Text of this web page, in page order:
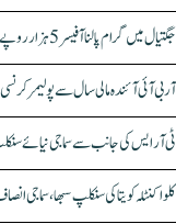
جگتیال میں گرام پالنا آفیسر 5 ہزار روپے رشوت لیتے ہوئے گرفتار
آر بی آئی آئندہ مالی سال سے پولیمر
ٹی آر ایس کی جانب سے سماجی نیائے سنکلپ
کلواکنٹلہ کویتا کی سنکلپ سبھا، سماجی